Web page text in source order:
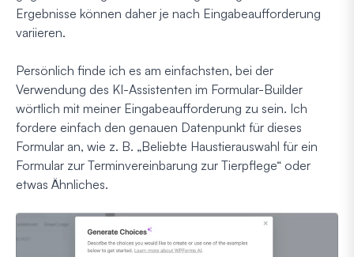
Ergebnisse können daher je nach Eingabeaufforderung
variieren.
Persönlich finde ich es am einfachsten, bei der
Verwendung des KI-Assistenten im Formular-Builder
wörtlich mit meiner Eingabeaufforderung zu sein. Ich
fordere einfach den genauen Datenpunkt für dieses
Formular an, wie z. B. „Beliebte Haustierauswahl für ein
Formular zur Terminvereinbarung zur Tierpflege“ oder
etwas Ähnliches.